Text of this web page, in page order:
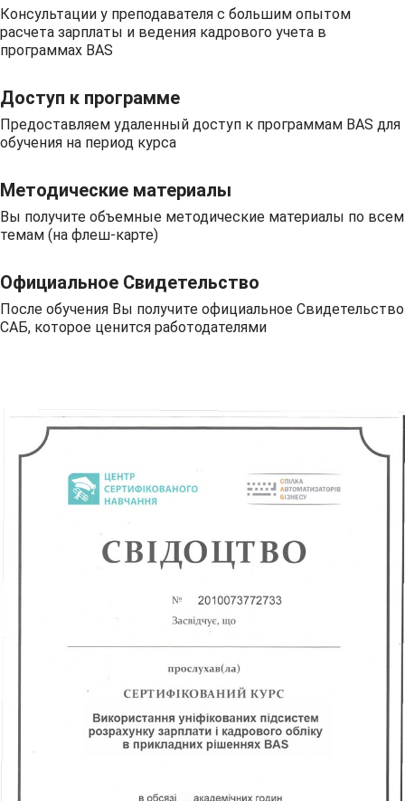
Консультации у преподавателя с большим опытом
расчета зарплаты и ведения кадрового учета в
программах BAS
Доступ к программе
Предоставляем удаленный доступ к программам BAS для
обучения на период курса
Методические материалы
Вы получите объемные методические материалы по всем
темам (на флеш-карте)
Официальное Свидетельство
После обучения Вы получите официальное Свидетельство
САБ, которое ценится работодателями